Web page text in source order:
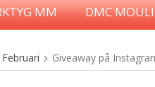
MM DMC
Februari Giveaway på